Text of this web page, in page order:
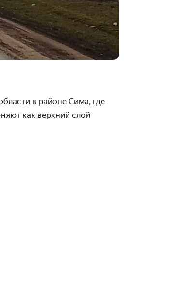
в районе Сима, где
как верхний слой